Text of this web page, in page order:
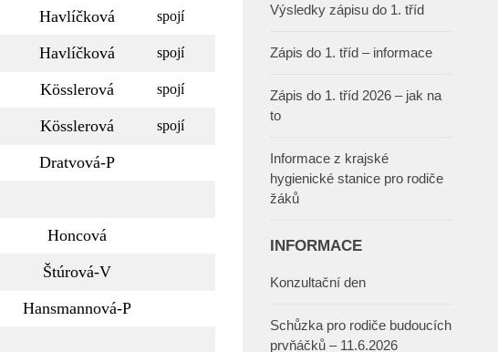
Havlíčková spojí
Havlíčková spojí
Kösslerová spojí
Kösslerová spojí
Dratvová-P
Honcová
Štúrová-V
Hansmannová-P
Výsledky zápisu do 1. tříd
Zápis do 1. tříd – informace
Zápis do 1. tříd 2026 – jak na
to
Informace z krajské
hygienické stanice pro rodiče
žáků
INFORMACE
Konzultační den
Schůzka pro rodiče budoucích
prvňáčků – 11.6.2026